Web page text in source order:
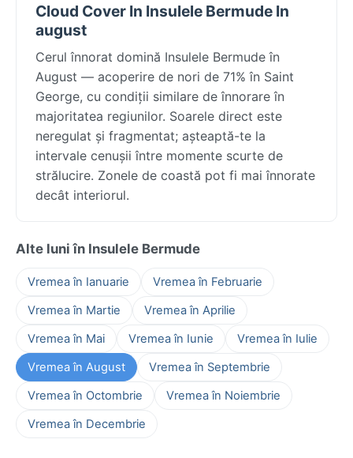
Cloud Cover In Insulele Bermude In
august
Cerul înnorat domină Insulele Bermude în
August — acoperire de nori de 71% în Saint
George, cu condiții similare de înnorare în
majoritatea regiunilor. Soarele direct este
neregulat și fragmentat; așteaptă-te la
intervale cenușii între momente scurte de
strălucire. Zonele de coastă pot fi mai înnorate
decât interiorul.
Alte luni în Insulele Bermude
Vremea în Ianuarie
Vremea în Februarie
Vremea în Martie
Vremea în Aprilie
Vremea în Mai
Vremea în Iunie
Vremea în Iulie
Vremea în August
Vremea în Septembrie
Vremea în Octombrie
Vremea în Noiembrie
Vremea în Decembrie